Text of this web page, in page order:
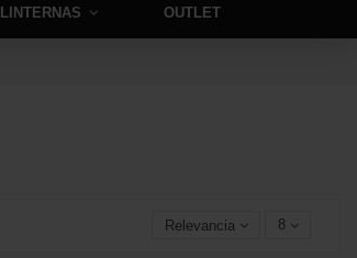
LINTERNAS OUTLET
Relevancia 8